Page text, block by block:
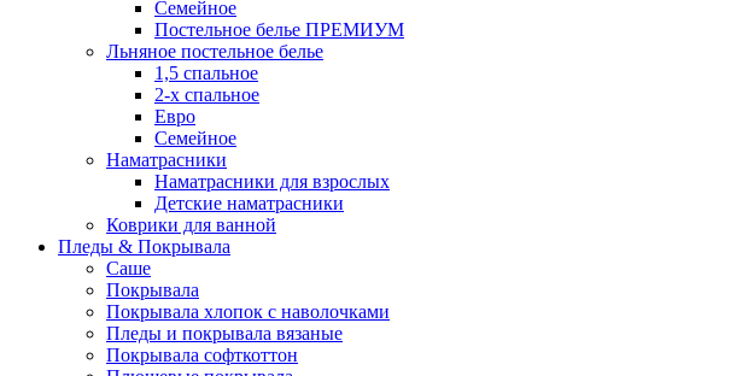
Семейное
Постельное белье ПРЕМИУМ
Льняное постельное белье
1,5 спальное
2-х спальное
Евро
Семейное
Наматрасники
Наматрасники для взрослых
Детские наматрасники
Коврики для ванной
Пледы & Покрывала
Саше
Покрывала
Покрывала хлопок с наволочками
Пледы и покрывала вязаные
Покрывала софткоттон